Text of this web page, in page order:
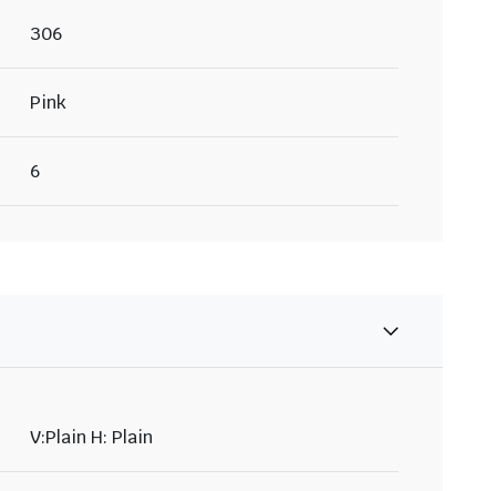
306
Pink
6
V:Plain H: Plain